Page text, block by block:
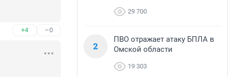
+4 –0
29 700
2
ПВО отражает атаку БПЛА в
Омской области
19 303